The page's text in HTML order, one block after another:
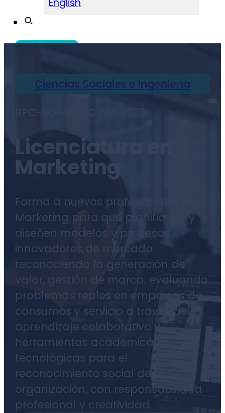
English
Admisiones
Ciencias Sociales e Ingeniería
Licenciatura en
Marketing
Forma a nuevos profesionales en
Marketing para que planifiquen y
diseñen modelos y procesos
innovadores de mercado
reconociendo la generación de
valor, gestión de marca, evaluando
problemas reales en empresas de
consumos y servicio a través del
aprendizaje colaborativo y
herramientas académicas
tecnológicas para el
reconocimiento social de la
organización, con responsabilidad
profesional y creatividad.